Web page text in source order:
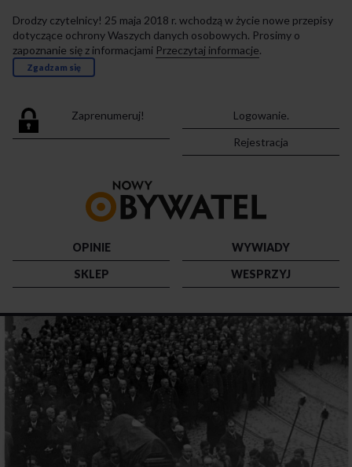
Drodzy czytelnicy! 25 maja 2018 r. wchodzą w życie nowe przepisy
dotyczące ochrony Waszych danych osobowych. Prosimy o
zapoznanie się z informacjami Przeczytaj informacje.
Zgadzam się
Zaprenumeruj!
Logowanie.
Rejestracja
strony
OPINIE
WYWIADY
SKLEP
WESPRZYJ